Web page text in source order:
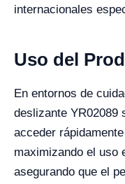
internacionales
Uso del
En entornos de
deslizante YR02089
acceder
maximizando el uso
asegurando que el